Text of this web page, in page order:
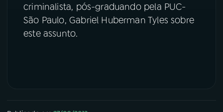
08FESTIVAL DE MÚSICA
criminalista, pós-graduando pela PUC-
São Paulo, Gabriel Huberman Tyles sobre
este assunto.